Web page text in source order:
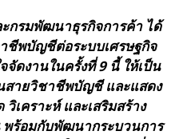
กรมพัฒนาธุรกิจการค้า ได้
ชีพบัญชีต่อระบบเศรษฐกิจ
จัดงานในครั้งที่ 9 นี้ ให้เป็น
สายวิชาชีพบัญชี และแสดง
เคราะห์ และเสริมสร้าง
ร้อมกับพัฒนากระบวนการ